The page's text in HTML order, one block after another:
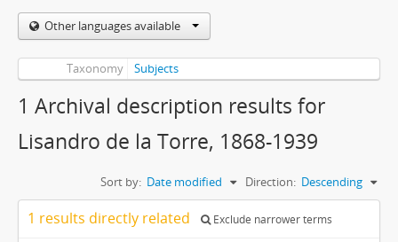
Other languages available
Taxonomy Subjects
1 Archival description results for
Lisandro de la Torre, 1868-1939
Sort by: Date modified Direction: Descending
1 results directly related Exclude narrower terms